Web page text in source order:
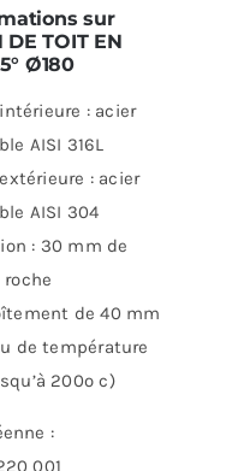
sur
TOIT EN
Ø180
: acier
AISI 316L
: acier
AISI 304
: 30 mm de
de 40 mm
de température
200º c)
:
001